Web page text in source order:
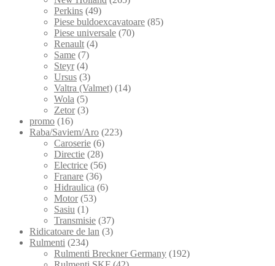
Perkins (49)
Piese buldoexcavatoare (85)
Piese universale (70)
Renault (4)
Same (7)
Steyr (4)
Ursus (3)
Valtra (Valmet) (14)
Wola (5)
Zetor (3)
promo (16)
Raba/Saviem/Aro (223)
Caroserie (6)
Directie (28)
Electrice (56)
Franare (36)
Hidraulica (6)
Motor (53)
Sasiu (1)
Transmisie (37)
Ridicatoare de lan (3)
Rulmenti (234)
Rulmenti Breckner Germany (192)